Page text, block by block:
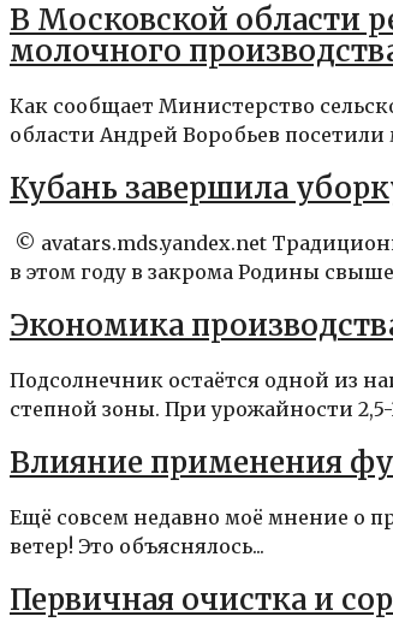
В Московской области
молочного
Как сообщает Министерство
области Андрей Воробьев
Кубань завершила
© avatars.mds.yandex.net
в этом году в закрома Родины
Экономика
Подсолнечник остаётся одной из
степной зоны. При урожайности 2,5-
Влияние применения
Ещё совсем недавно моё мнение о
ветер! Это объяснялось...
Первичная очистка и